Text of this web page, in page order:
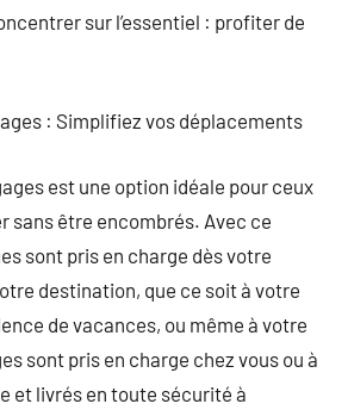
sur l’essentiel : profiter de
: Simplifiez vos déplacements
est une option idéale pour ceux
sans être encombrés. Avec ce
sont pris en charge dès votre
destination, que ce soit à votre
de vacances, ou même à votre
sont pris en charge chez vous ou à
et livrés en toute sécurité à